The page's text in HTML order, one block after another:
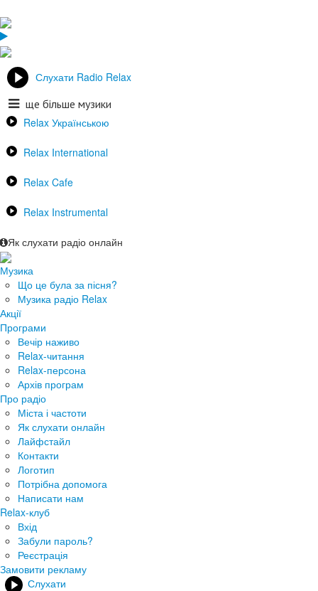
Слухати Radio Relax
ще більше музики
Relax Українською
Relax International
Relax Cafe
Relax Instrumental
Як слухати радіо онлайн
Музика
Що це була за пісня?
Музика радіо Relax
Акції
Програми
Вечір наживо
Relax-читання
Relax-персона
Архів програм
Про радіо
Міста і частоти
Як слухати онлайн
Лайфстайл
Контакти
Логотип
Потрібна допомога
Написати нам
Relax-клуб
Вхід
Забули пароль?
Реєстрація
Замовити рекламу
Слухати